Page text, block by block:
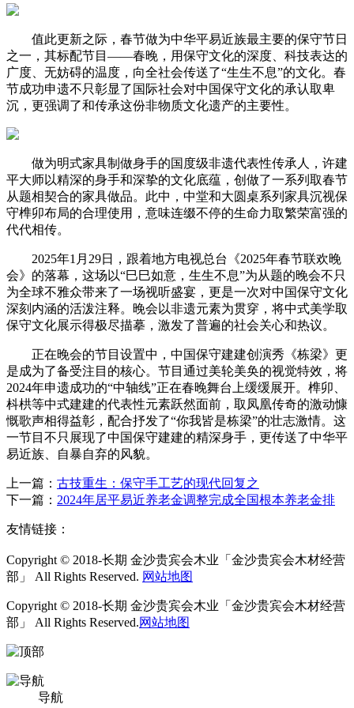
值此更新之际，春节做为中华平易近族最主要的保守节日
之一，其标配节目——春晚，用保守文化的深度、科技表达的
广度、无妨碍的温度，向全社会传送了“生生不息”的文化。春
节成功申遗不只彰显了国际社会对中国保守文化的承认取卑
沉，更强调了和传承这份非物质文化遗产的主要性。
做为明式家具制做身手的国度级非遗代表性传承人，许建
平大师以精深的身手和深挚的文化底蕴，创做了一系列取春节
从题相契合的家具做品。此中，中堂和大圆桌系列家具沉视保
守榫卯布局的合理使用，意味连缀不停的生命力取繁荣富强的
代代相传。
2025年1月29日，跟着地方电视总台《2025年春节联欢晚
会》的落幕，这场以“巳巳如意，生生不息”为从题的晚会不只
为全球不雅众带来了一场视听盛宴，更是一次对中国保守文化
深刻内涵的活泼注释。晚会以非遗元素为贯穿，将中式美学取
保守文化展示得极尽描摹，激发了普遍的社会关心和热议。
正在晚会的节目设置中，中国保守建建创演秀《栋梁》更
是成为了备受注目的核心。节目通过美轮美奂的视觉特效，将
2024年申遗成功的“中轴线”正在春晚舞台上缓缓展开。榫卯、
枓栱等中式建建的代表性元素跃然面前，取凤凰传奇的激动慷
慨歌声相得益彰，配合抒发了“你我皆是栋梁”的壮志激情。这
一节目不只展现了中国保守建建的精深身手，更传送了中华平
易近族、自暴自弃的风貌。
上一篇： 古技重生：保守手工艺的现代回复之
下一篇： 2024年居平易近养老金调整完成全国根本养老金排
友情链接：
Copyright © 2018-长期 金沙贵宾会木业「金沙贵宾会木材经营
部」 All Rights Reserved. 网站地图
Copyright © 2018-长期 金沙贵宾会木业「金沙贵宾会木材经营
部」 All Rights Reserved.网站地图
导航